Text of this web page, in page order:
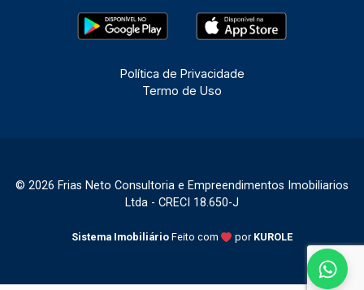
Política de Privacidade
Termo de Uso
© 2026 Frias Neto Consultoria e Empreendimentos Imobiliarios
Ltda - CRECI 18.650-J
Sistema Imobiliário Feito com por KUROLE